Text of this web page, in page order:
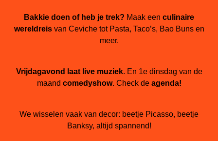
Bakkie doen of heb je trek? Maak een culinaire
wereldreisvan Ceviche tot Pasta, Taco’s, Bao Buns en
meer.
Vrijdagavond laat live muziek. En 1e dinsdag van de
maand comedyshow. Check de agenda!
We wisselen vaak van decor: beetje Picasso, beetje
Banksy, altijd spannend!